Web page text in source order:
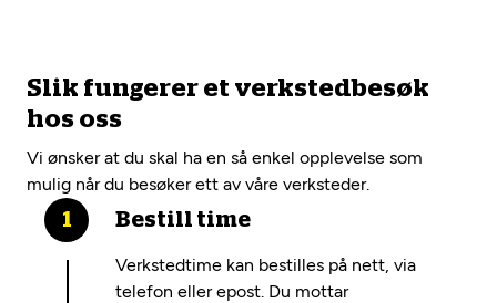
Slik fungerer et verkstedbesøk
hos oss
Vi ønsker at du skal ha en så enkel opplevelse som
mulig når du besøker ett av våre verksteder.
Bestill time
Verkstedtime kan bestilles på nett, via
telefon eller epost. Du mottar